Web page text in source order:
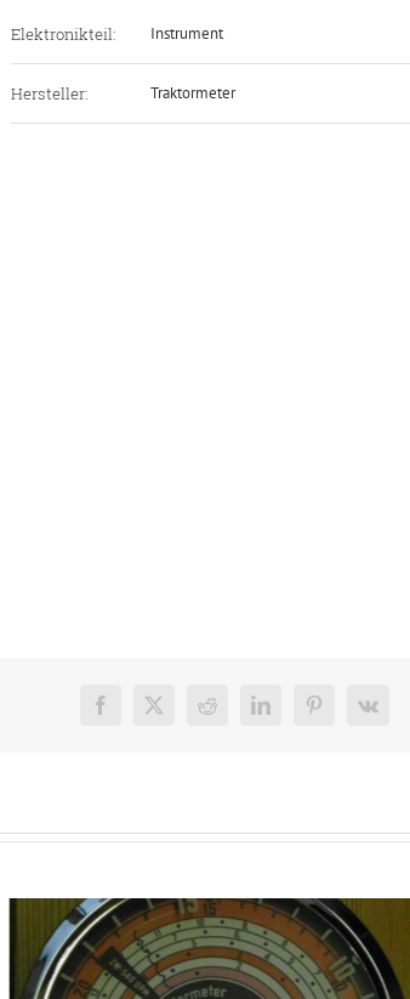
Elektronikteil: Instrument
Hersteller: Traktormeter
Facebook
X Reddit LinkedInPinterest
Vk